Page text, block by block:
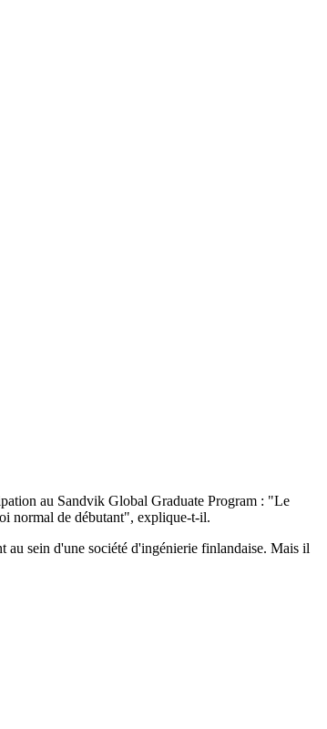
au Sandvik Global Graduate Program : "Le
normal de débutant", explique-t-il.
au sein d'une société d'ingénierie finlandaise. Mais il